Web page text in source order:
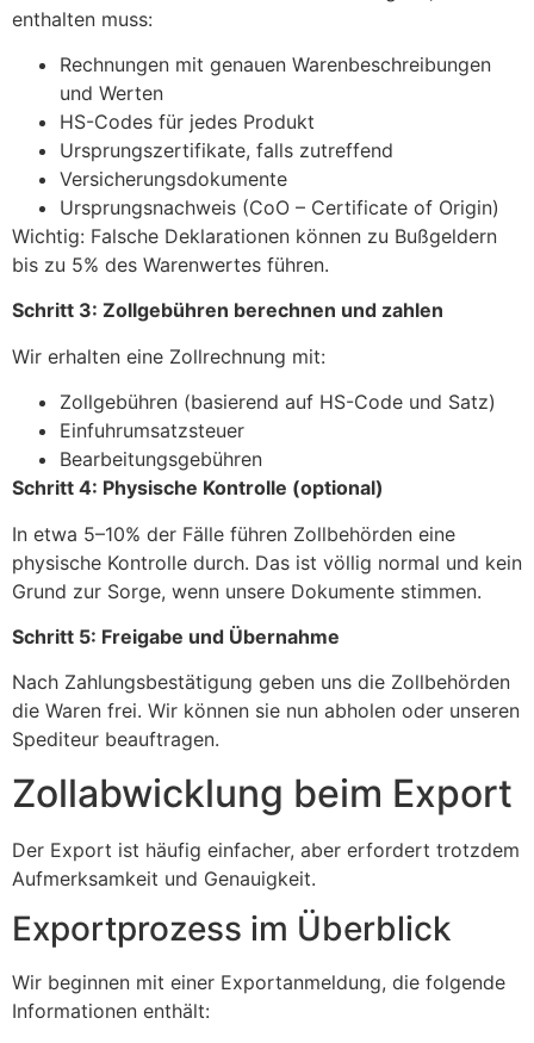
enthalten muss:
Rechnungen mit genauen Warenbeschreibungen
und Werten
HS-Codes für jedes Produkt
Ursprungszertifikate, falls zutreffend
Versicherungsdokumente
Ursprungsnachweis (CoO – Certificate of Origin)
Wichtig: Falsche Deklarationen können zu Bußgeldern
bis zu 5% des Warenwertes führen.
Schritt 3: Zollgebühren berechnen und zahlen
Wir erhalten eine Zollrechnung mit:
Zollgebühren (basierend auf HS-Code und Satz)
Einfuhrumsatzsteuer
Bearbeitungsgebühren
Schritt 4: Physische Kontrolle (optional)
In etwa 5–10% der Fälle führen Zollbehörden eine
physische Kontrolle durch. Das ist völlig normal und kein
Grund zur Sorge, wenn unsere Dokumente stimmen.
Schritt 5: Freigabe und Übernahme
Nach Zahlungsbestätigung geben uns die Zollbehörden
die Waren frei. Wir können sie nun abholen oder unseren
Spediteur beauftragen.
Zollabwicklung beim Export
Der Export ist häufig einfacher, aber erfordert trotzdem
Aufmerksamkeit und Genauigkeit.
Exportprozess im Überblick
Wir beginnen mit einer Exportanmeldung, die folgende
Informationen enthält: